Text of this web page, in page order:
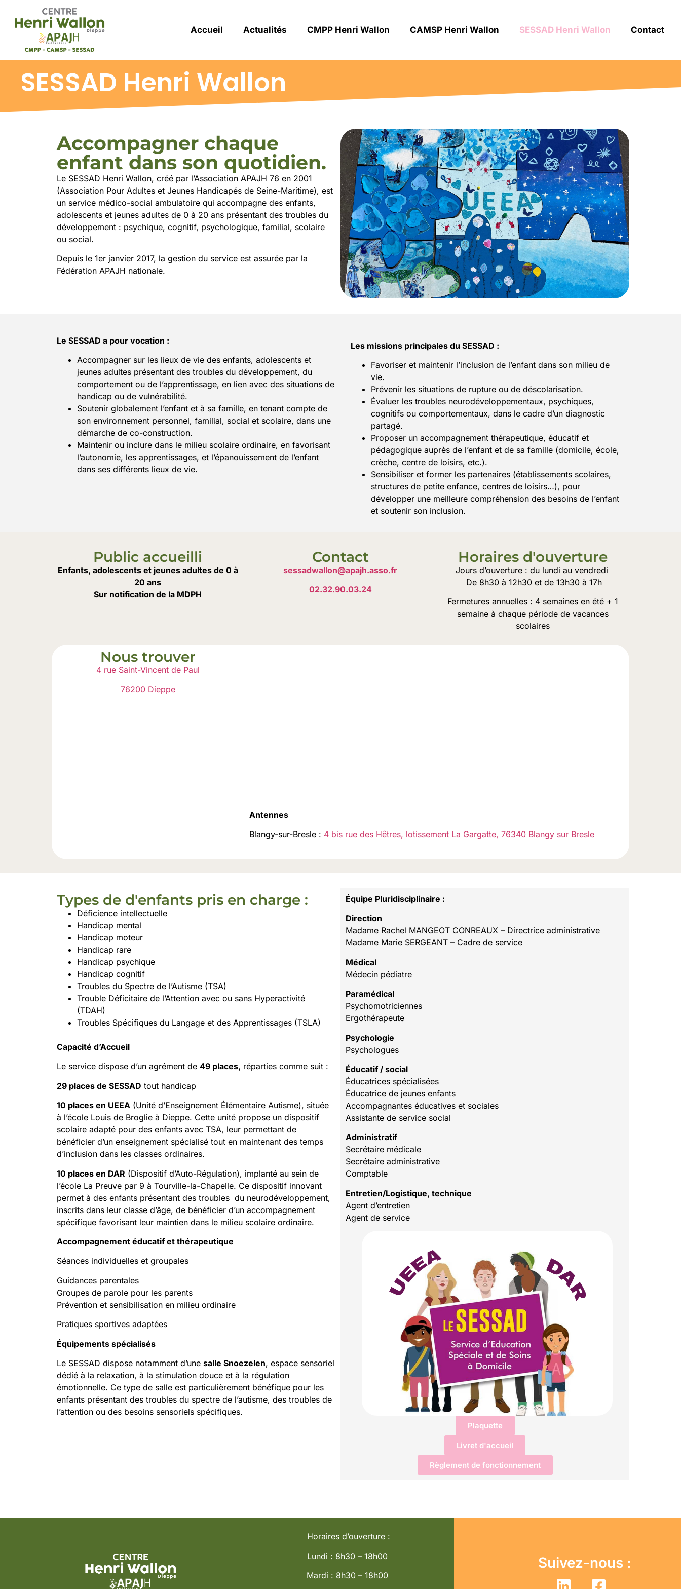
Accueil Actualités CMPP Henri Wallon CAMSP Henri Wallon SESSAD Henri Wallon Contact
SESSAD Henri Wallon
Accompagner chaque
enfant dans son quotidien.
Le SESSAD Henri Wallon, créé par l’Association APAJH 76 en 2001
(Association Pour Adultes et Jeunes Handicapés de Seine-Maritime), est
un service médico-social ambulatoire qui accompagne des enfants,
adolescents et jeunes adultes de 0 à 20 ans présentant des troubles du
développement : psychique, cognitif, psychologique, familial, scolaire
ou social.
Depuis le 1er janvier 2017, la gestion du service est assurée par la
Fédération APAJH nationale.
Le SESSAD a pour vocation :
Accompagner sur les lieux de vie des enfants, adolescents et
jeunes adultes présentant des troubles du développement, du
comportement ou de l’apprentissage, en lien avec des situations de
handicap ou de vulnérabilité.
Soutenir globalement l’enfant et à sa famille, en tenant compte de
son environnement personnel, familial, social et scolaire, dans une
démarche de co-construction.
Maintenir ou inclure dans le milieu scolaire ordinaire, en favorisant
l’autonomie, les apprentissages, et l’épanouissement de l’enfant
dans ses différents lieux de vie.
Les missions principales du SESSAD :
Favoriser et maintenir l’inclusion de l’enfant dans son milieu de
vie.
Prévenir les situations de rupture ou de déscolarisation.
Évaluer les troubles neurodéveloppementaux, psychiques,
cognitifs ou comportementaux, dans le cadre d’un diagnostic
partagé.
Proposer un accompagnement thérapeutique, éducatif et
pédagogique auprès de l’enfant et de sa famille (domicile, école,
crèche, centre de loisirs, etc.).
Sensibiliser et former les partenaires (établissements scolaires,
structures de petite enfance, centres de loisirs…), pour
développer une meilleure compréhension des besoins de l’enfant
et soutenir son inclusion.
Public accueilli
Enfants, adolescents et jeunes adultes de 0 à
20 ans
Sur notification de la MDPH
Contact
sessadwallon@apajh.asso.fr
02.32.90.03.24
Horaires d'ouverture
Jours d’ouverture : du lundi au vendredi
De 8h30 à 12h30 et de 13h30 à 17h
Fermetures annuelles : 4 semaines en été + 1
semaine à chaque période de vacances
scolaires
Nous trouver
4 rue Saint-Vincent de Paul
76200 Dieppe
Antennes
Blangy-sur-Bresle : 4 bis rue des Hêtres, lotissement La Gargatte, 76340 Blangy sur Bresle
Types de d'enfants pris en charge :
Déficience intellectuelle
Handicap mental
Handicap moteur
Handicap rare
Handicap psychique
Handicap cognitif
Troubles du Spectre de l’Autisme (TSA)
Trouble Déficitaire de l’Attention avec ou sans Hyperactivité
(TDAH)
Troubles Spécifiques du Langage et des Apprentissages (TSLA)
Capacité d’Accueil
Le service dispose d’un agrément de 49 places, réparties comme suit :
29 places de SESSAD tout handicap
10 places en UEEA (Unité d’Enseignement Élémentaire Autisme), située
à l’école Louis de Broglie à Dieppe. Cette unité propose un dispositif
scolaire adapté pour des enfants avec TSA, leur permettant de
bénéficier d’un enseignement spécialisé tout en maintenant des temps
d’inclusion dans les classes ordinaires.
10 places en DAR (Dispositif d’Auto-Régulation), implanté au sein de
l’école La Preuve par 9 à Tourville-la-Chapelle. Ce dispositif innovant
permet à des enfants présentant des troubles du neurodéveloppement,
inscrits dans leur classe d’âge, de bénéficier d’un accompagnement
spécifique favorisant leur maintien dans le milieu scolaire ordinaire.
Accompagnement éducatif et thérapeutique
Séances individuelles et groupales
Guidances parentales
Groupes de parole pour les parents
Prévention et sensibilisation en milieu ordinaire
Pratiques sportives adaptées
Équipements spécialisés
Le SESSAD dispose notamment d’une salle Snoezelen, espace sensoriel
dédié à la relaxation, à la stimulation douce et à la régulation
émotionnelle. Ce type de salle est particulièrement bénéfique pour les
enfants présentant des troubles du spectre de l’autisme, des troubles de
l’attention ou des besoins sensoriels spécifiques.
Équipe Pluridisciplinaire :
Direction
Madame Rachel MANGEOT CONREAUX – Directrice administrative
Madame Marie SERGEANT – Cadre de service
Médical
Médecin pédiatre
Paramédical
Psychomotriciennes
Ergothérapeute
Psychologie
Psychologues
Éducatif / social
Éducatrices spécialisées
Éducatrice de jeunes enfants
Accompagnantes éducatives et sociales
Assistante de service social
Administratif
Secrétaire médicale
Secrétaire administrative
Comptable
Entretien/Logistique, technique
Agent d’entretien
Agent de service
Plaquette
Livret d'accueil
Règlement de fonctionnement
Horaires d’ouverture :
Lundi : 8h30 – 18h00
Mardi : 8h30 – 18h00
Suivez-nous :